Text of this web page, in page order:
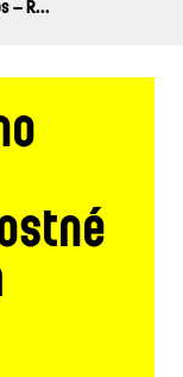
– R...